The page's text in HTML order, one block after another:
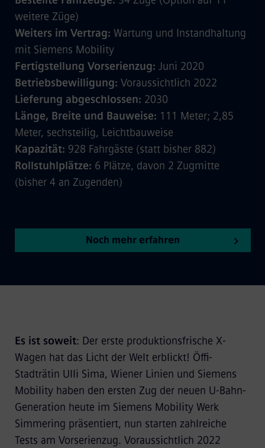
weitere Züge)
Weiters im Vertrag: Wartung und Instandhaltung
mit Siemens Mobility
Fertigstellung Vorserienzug: Juni 2020
Betriebsbewilligung: Voraussichtlich 2022
Lieferung abgeschlossen: 2030
Länge, Breite und Bauweise: 111 Meter; 2,85
Meter, sechsteilig, Leichtbauweise
Kapazität: 928 Fahrgäste (statt bisher 882)
Rollstuhlplätze: 6 Plätze, davon 2 Zugmitte
(bisher 4 an Zugenden)
Noch mehr erfahren
Es ist soweit: Der erste produktionsfrische X-
Wagen hat das Licht der Welt erblickt! Öffi-
Stadträtin Ulli Sima, Wiener Linien und Siemens
Mobility haben den ersten Zug der neuen U-Bahn-
Generation heute im Siemens Mobility Werk
Simmering präsentiert, nun starten zahlreiche
Tests am Vorserienzug. Voraussichtlich 2022